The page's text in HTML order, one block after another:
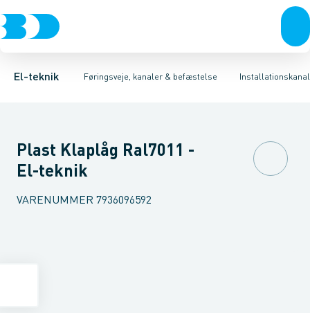
El-teknik Føringsveje, kanaler & befæstelse
Afbrydere, stikkontakter & lampeudtagForgreningsmateriel
Føringsveje Installationskanaler for gulvInstallationskanaler
Indsats for gulvkanalsystemTilbehør til gulvstander
Plast Klaplåg Ral7011 -
El-teknik
VARENUMMER 7936096592